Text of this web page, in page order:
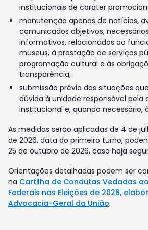
institucionais de caráter
manutenção apenas de notícias,
comunicados objetivos,
informativos, relacionados ao
museus, à prestação de serviços
programação cultural e às
transparência;
submissão prévia das situações
dúvida à unidade responsável
institucional e, quando necessário,
As medidas serão aplicadas de 4 de
de 2026, data do primeiro turno,
25 de outubro de 2026, caso haja
Orientações detalhadas podem ser
na Cartilha de Condutas Vedadas
Federais nas Eleições de 2026,
Advocacia-Geral da União.